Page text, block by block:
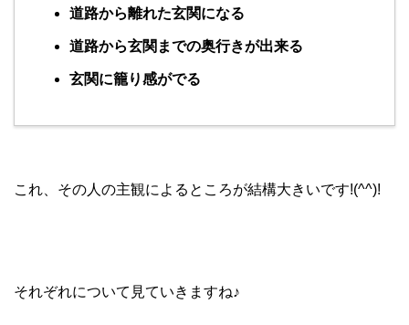
道路から離れた玄関になる
道路から玄関までの奥行きが出来る
玄関に籠り感がでる
これ、その人の主観によるところが結構大きいです!(^^)!
それぞれについて見ていきますね♪